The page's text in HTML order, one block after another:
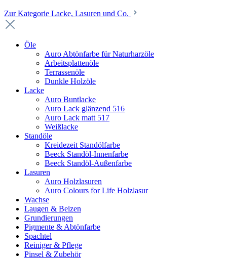
Zur Kategorie Lacke, Lasuren und Co.
Öle
Auro Abtönfarbe für Naturharzöle
Arbeitsplattenöle
Terrassenöle
Dunkle Holzöle
Lacke
Auro Buntlacke
Auro Lack glänzend 516
Auro Lack matt 517
Weißlacke
Standöle
Kreidezeit Standölfarbe
Beeck Standöl-Innenfarbe
Beeck Standöl-Außenfarbe
Lasuren
Auro Holzlasuren
Auro Colours for Life Holzlasur
Wachse
Laugen & Beizen
Grundierungen
Pigmente & Abtönfarbe
Spachtel
Reiniger & Pflege
Pinsel & Zubehör